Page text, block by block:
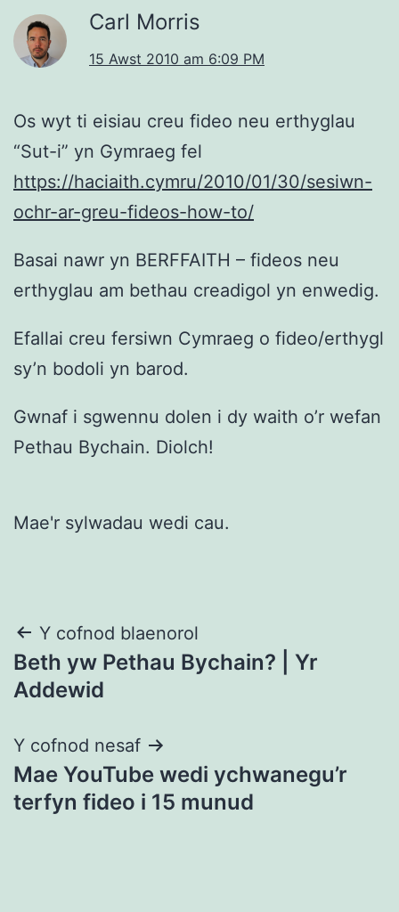
Carl Morris
15 Awst 2010 am 6:09 PM
Os wyt ti eisiau creu fideo neu erthyglau
“Sut-i” yn Gymraeg fel
https://haciaith.cymru/2010/01/30/sesiwn-
ochr-ar-greu-fideos-how-to/
Basai nawr yn BERFFAITH – fideos neu
erthyglau am bethau creadigol yn enwedig.
Efallai creu fersiwn Cymraeg o fideo/erthygl
sy’n bodoli yn barod.
Gwnaf i sgwennu dolen i dy waith o’r wefan
Pethau Bychain. Diolch!
Mae'r sylwadau wedi cau.
Llywio
cofnod
Y cofnod blaenorol
Beth yw Pethau Bychain? | Yr
Addewid
Y cofnod nesaf
Mae YouTube wedi ychwanegu’r
terfyn fideo i 15 munud